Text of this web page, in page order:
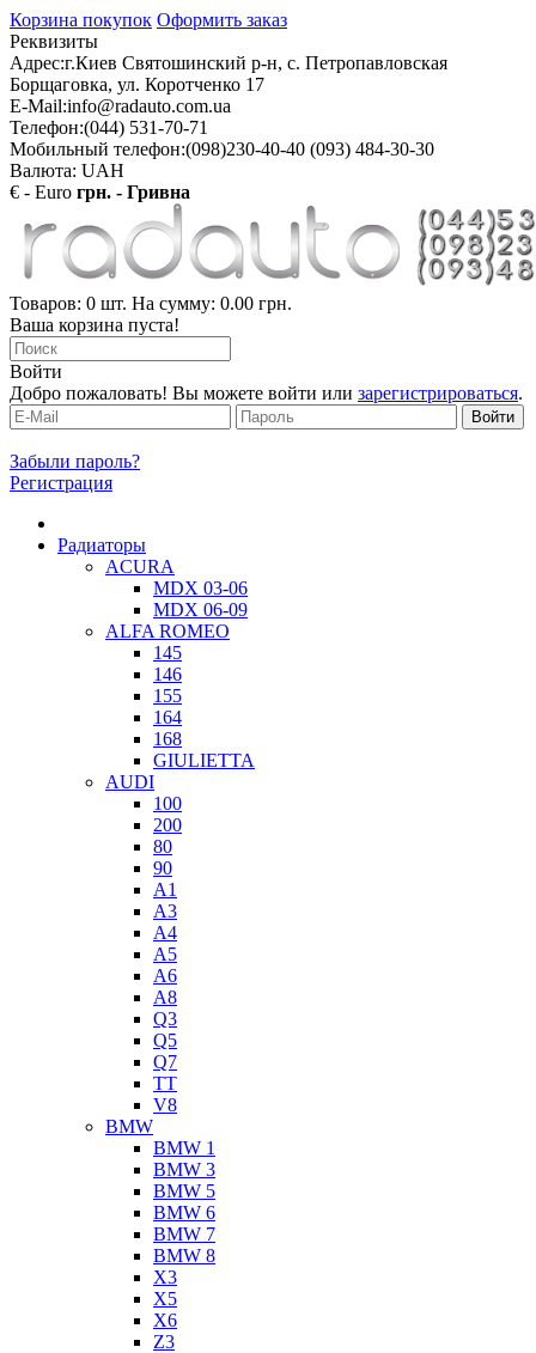
Корзина покупок Оформить заказ
Реквизиты
Адрес:г.Киев Святошинский р-н, с. Петропавловская
Борщаговка, ул. Коротченко 17
E-Mail:info@radauto.com.ua
Телефон:(044) 531-70-71
Мобильный телефон:(098)230-40-40 (093) 484-30-30
Валюта: UAH
€ - Euro грн. - Гривна
Товаров: 0 шт. На сумму: 0.00 грн.
Ваша корзина пуста!
Войти
Добро пожаловать! Вы можете войти или зарегистрироваться.
Забыли пароль?
Регистрация
Радиаторы
ACURA
MDX 03-06
MDX 06-09
ALFA ROMEO
145
146
155
164
168
GIULIETTA
AUDI
100
200
80
90
A1
A3
A4
A5
A6
A8
Q3
Q5
Q7
TT
V8
BMW
BMW 1
BMW 3
BMW 5
BMW 6
BMW 7
BMW 8
X3
X5
X6
Z3